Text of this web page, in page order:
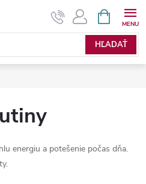
HĽADAŤ
KOŠÍK
energiu a potešenie počas dňa.